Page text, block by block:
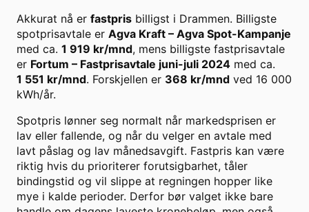
Akkurat nå er fastpris billigst i Drammen. Billigste
spotprisavtale er Agva Kraft – Agva Spot-Kampanje
med ca. 1 919 kr/mnd, mens billigste fastprisavtale
er Fortum – Fastprisavtale juni-juli 2024 med ca.
1 551 kr/mnd. Forskjellen er 368 kr/mnd ved 16 000
kWh/år.
Spotpris lønner seg normalt når markedsprisen er
lav eller fallende, og når du velger en avtale med
lavt påslag og lav månedsavgift. Fastpris kan være
riktig hvis du prioriterer forutsigbarhet, tåler
bindingstid og vil slippe at regningen hopper like
mye i kalde perioder. Derfor bør valget ikke bare